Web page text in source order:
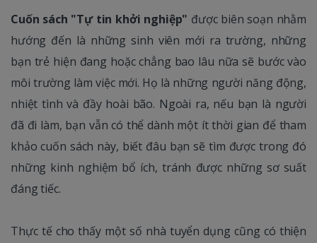
Cuốn sách "Tự tin khởi nghiệp" được biên soạn nhằm
hướng đến là những sinh viên mới ra trường, những
bạn trẻ hiện đang hoặc chẳng bao lâu nữa sẽ bước vào
môi trường làm việc mới. Họ là những người năng động,
nhiệt tình và đầy hoài bão. Ngoài ra, nếu bạn là người
đã đi làm, bạn vẫn có thể dành một ít thời gian để tham
khảo cuốn sách này, biết đâu bạn sẽ tìm được trong đó
những kinh nghiệm bổ ích, tránh được những sơ suất
đáng tiếc.
Thực tế cho thấy một số nhà tuyển dụng cũng có thiện